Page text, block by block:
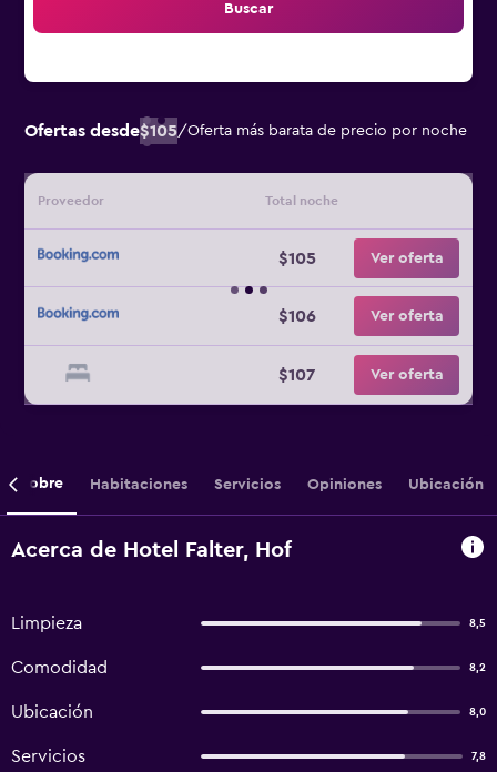
Buscar
Ofertas desde$105/Oferta más barata de precio por noche
Proveedor Total noche
$105 Ver oferta
$106 Ver oferta
$107 Ver oferta
Sobre Habitaciones Servicios Opiniones Ubicación
Acerca de Hotel Falter, Hof
Limpieza 8,5
Comodidad 8,2
Ubicación 8,0
Servicios 7,8